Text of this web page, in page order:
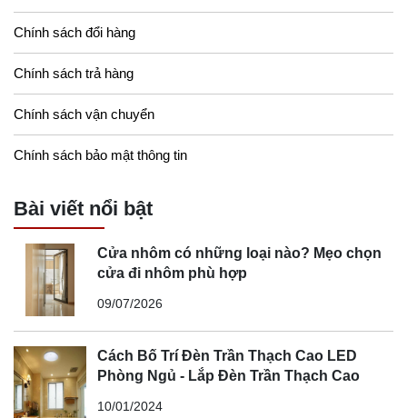
Chính sách đổi hàng
Chính sách trả hàng
Chính sách vận chuyển
Chính sách bảo mật thông tin
Bài viết nổi bật
Cửa nhôm có những loại nào? Mẹo chọn
cửa đi nhôm phù hợp
09/07/2026
Cách Bố Trí Đèn Trần Thạch Cao LED
Phòng Ngủ - Lắp Đèn Trần Thạch Cao
10/01/2024